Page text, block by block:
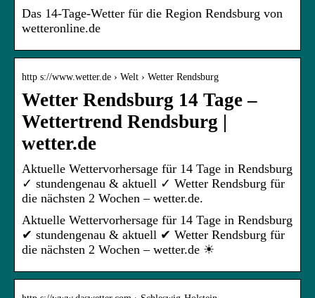
Das 14-Tage-Wetter für die Region Rendsburg von
wetteronline.de
http s://www.wetter.de › Welt › Wetter Rendsburg
Wetter Rendsburg 14 Tage –
Wettertrend Rendsburg |
wetter.de
Aktuelle Wettervorhersage für 14 Tage in Rendsburg
✓ stundengenau & aktuell ✓ Wetter Rendsburg für
die nächsten 2 Wochen – wetter.de.
Aktuelle Wettervorhersage für 14 Tage in Rendsburg
✔ stundengenau & aktuell ✔ Wetter Rendsburg für
die nächsten 2 Wochen – wetter.de ☀